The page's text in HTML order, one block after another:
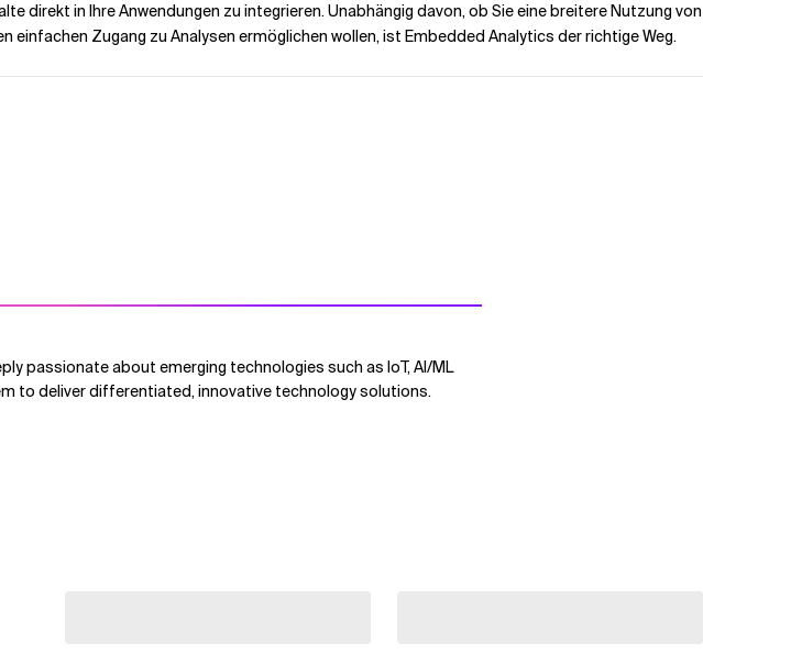
direkt in Ihre Anwendungen zu integrieren. Unabhängig davon, ob Sie eine breitere Nutzung von
einfachen Zugang zu Analysen ermöglichen wollen, ist Embedded Analytics der richtige Weg.
passionate about emerging technologies such as IoT, AI/ML
to deliver differentiated, innovative technology solutions.